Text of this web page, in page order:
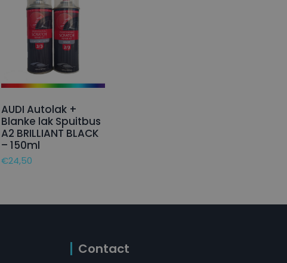
AUDI Autolak +
Blanke lak Spuitbus
A2 BRILLIANT BLACK
– 150ml
€24,50
Contact